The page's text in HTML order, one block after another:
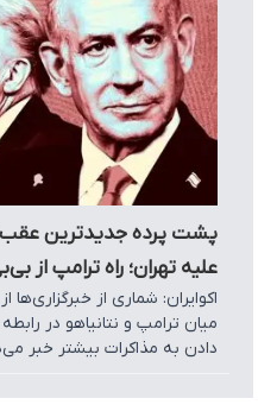
پشت پرده جدیدترین
علیه تهران؛ راه ترامپ از
اکوایران: شماری از
میان ترامپ و نتانیاهو در
دادن به مذاکرات بیشتر خبر